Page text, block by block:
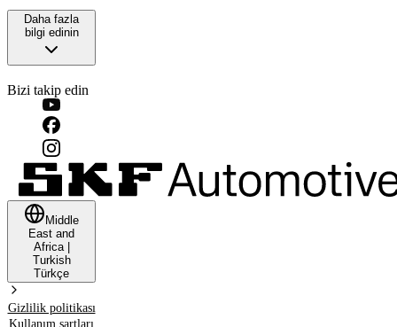
Daha fazla
bilgi edinin
Bizi takip edin
Middle
East and
Africa|
Turkish
Türkçe
Gizlilik politikası
Kullanım şartları